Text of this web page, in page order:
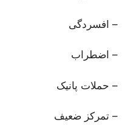
– افسردگی
– اضطراب
– حملات پانیک
– تمرکز ضعیف